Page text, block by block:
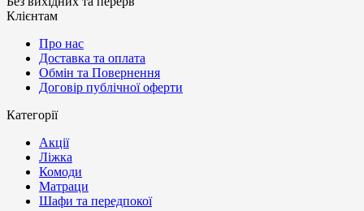
Клієнтам
Про нас
Доставка та оплата
Обмін та Повернення
Договір публічної оферти
Категорії
Акції
Ліжка
Комоди
Матраци
Шафи та передпокої